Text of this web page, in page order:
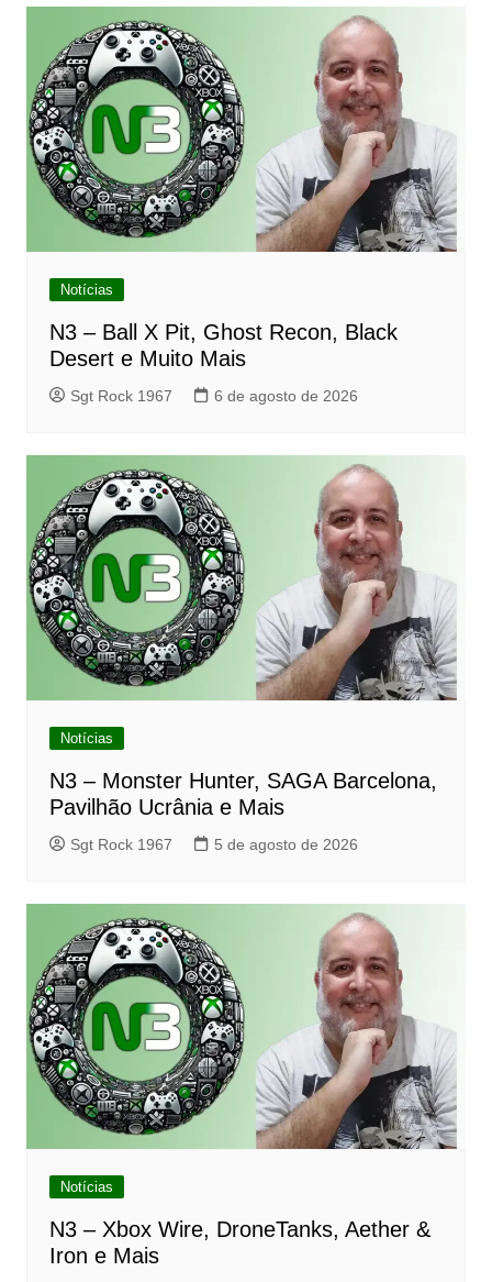
Post
Notícias
N3 – Ball X Pit, Ghost Recon, Black
Desert e Muito Mais
Sgt Rock 1967 6 de agosto de 2026
Notícias
N3 – Monster Hunter, SAGA Barcelona,
Pavilhão Ucrânia e Mais
Sgt Rock 1967 5 de agosto de 2026
Notícias
N3 – Xbox Wire, DroneTanks, Aether &
Iron e Mais